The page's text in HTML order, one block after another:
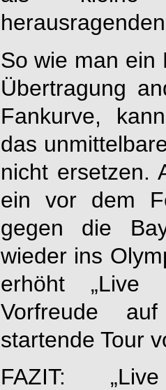
So wie man ein
Übertragung
Fankurve,
das
nicht ersetzen.
ein vor dem
gegen die
wieder ins
erhöht „Live
Vorfreude
startende Tour
FAZIT: „